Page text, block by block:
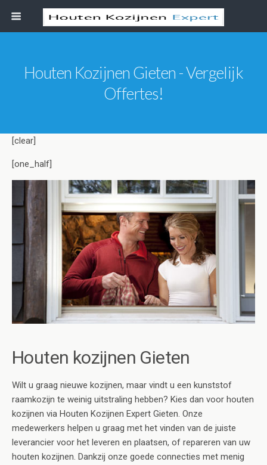
Houten Kozijnen Gieten - Vergelijk
Offertes!
[clear]
[one_half]
Houten kozijnen Gieten
Wilt u graag nieuwe kozijnen, maar vindt u een kunststof
raamkozijn te weinig uitstraling hebben? Kies dan voor houten
kozijnen via Houten Kozijnen Expert Gieten. Onze
medewerkers helpen u graag met het vinden van de juiste
leverancier voor het leveren en plaatsen, of repareren van uw
houten kozijnen. Dankzij onze goede connecties met menig